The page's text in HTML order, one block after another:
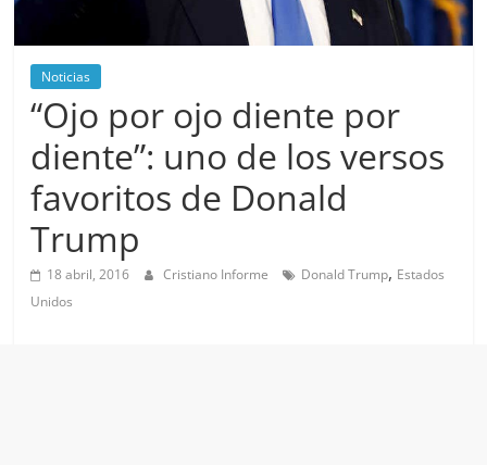
Noticias
“Ojo por ojo diente por
diente”: uno de los versos
favoritos de Donald
Trump
18 abril, 2016 Cristiano Informe Donald Trump, Estados
Unidos